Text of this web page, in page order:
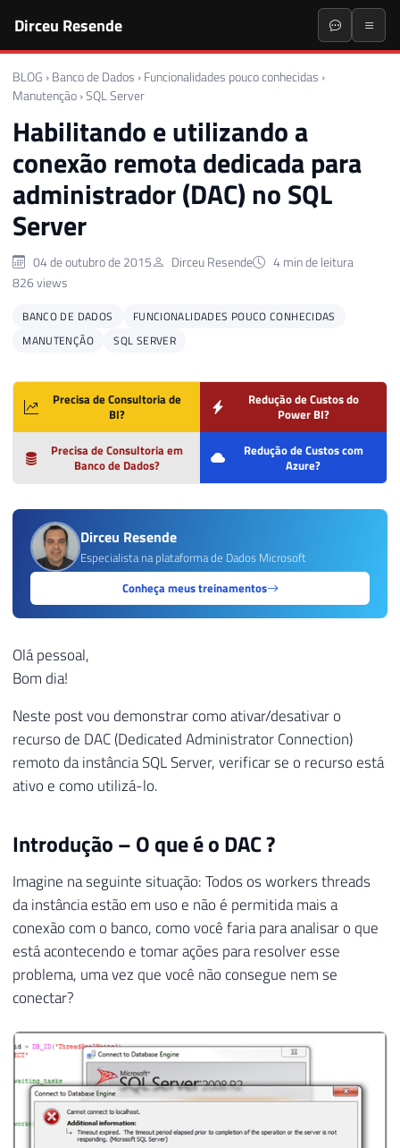
Dirceu Resende
BLOG › Banco de Dados › Funcionalidades pouco conhecidas ›
Manutenção ›SQL Server
Habilitando e utilizando a
conexão remota dedicada para
administrador (DAC) no SQL
Server
04 de outubro de 2015 Dirceu Resende
4 min de leitura
826 views
BANCO DE DADOS
FUNCIONALIDADES POUCO CONHECIDAS
MANUTENÇÃO
SQL SERVER
Precisa de Consultoria de
BI?
Redução de Custos do
Power BI?
Precisa de Consultoria em
Banco de Dados?
Redução de Custos com
Azure?
Dirceu Resende
Especialista na plataforma de Dados Microsoft
Conheça meus treinamentos
Olá pessoal,
Bom dia!
Neste post vou demonstrar como ativar/desativar o
recurso de DAC (Dedicated Administrator Connection)
remoto da instância SQL Server, verificar se o recurso está
ativo e como utilizá-lo.
Introdução – O que é o DAC ?
Imagine na seguinte situação: Todos os workers threads
da instância estão em uso e não é permitida mais a
conexão com o banco, como você faria para analisar o que
está acontecendo e tomar ações para resolver esse
problema, uma vez que você não consegue nem se
conectar?